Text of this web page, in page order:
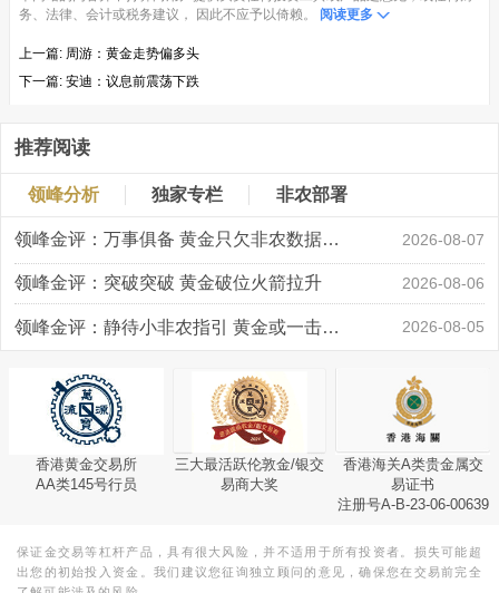
务、法律、会计或税务建议， 因此不应予以倚赖。
阅读更多
上一篇: 周游：黄金走势偏多头
下一篇: 安迪：议息前震荡下跌
推荐阅读
领峰分析 独家专栏 非农部署
领峰金评：万事俱备 黄金只欠非农数据“东风” 2026-08-07
领峰金评：突破突破 黄金破位火箭拉升 2026-08-06
领峰金评：静待小非农指引 黄金或一击破局 2026-08-05
香港黄金交易所
AA类145号行员
三大最活跃伦敦金/银交
易商大奖
香港海关A类贵金属交
易证书
注册号A-B-23-06-00639
保证金交易等杠杆产品，具有很大风险，并不适用于所有投资者。损失可能超
出您的初始投入资金。我们建议您征询独立顾问的意见，确保您在交易前完全